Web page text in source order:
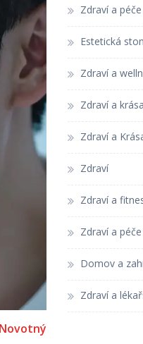
Zdraví a
Estetická
Zdraví a
Zdraví a krása
Zdraví a
Zdraví
Zdraví a
Zdraví a
Domov a
Zdraví a